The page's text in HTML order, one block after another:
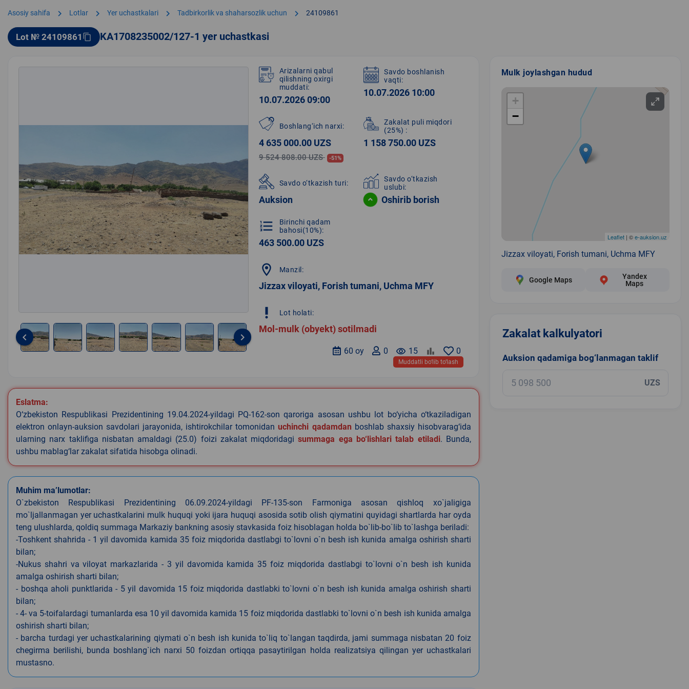
Asosiy sahifa chevron_right Lotlar chevron_right Yer uchastkalari chevron_right Tadbirkorlik va shaharsozlik uchun chevron_right 24109861
Lot № 24109861 content_copy KA1708235002/127-1 yer uchastkasi
7
keyboard_arrow_left keyboard_arrow_right
Arizalarni qabul
qilishning oxirgi
muddati:
10.07.2026 09:00
Savdo boshlanish
vaqti:
10.07.2026 10:00
Boshlang‘ich narxi:
4 635 000.00 UZS
9 524 808.00 UZS -51%
Zakalat puli miqdori
(25%) :
1 158 750.00 UZS
Savdo o‘tkazish turi:
Auksion
Savdo o‘tkazish
uslubi:
Oshirib borish
format_list_numbered
Birinchi qadam
bahosi(10%):
463 500.00 UZS
location_on Manzil:
Jizzax viloyati, Forish tumani, Uchma MFY
priority_high Lot holati:
Mol-mulk (obyekt) sotilmadi
0
remove_red_eye 15
0
60 oy
Muddatli bo‘lib to‘lash
Eslatma:
O‘zbekiston Respublikasi Prezidentining 19.04.2024-yildagi PQ-162-son qaroriga asosan ushbu lot bo‘yicha o‘tkaziladigan
elektron onlayn-auksion savdolari jarayonida, ishtirokchilar tomonidanuchinchi qadamdan boshlab shaxsiy hisobvarag‘ida
ularning narx taklifiga nisbatan amaldagi (25.0) foizi zakalat miqdoridagisummaga ega bo‘lishlari talab etiladi. Bunda,
ushbu mablag‘lar zakalat sifatida hisobga olinadi.
Muhim ma’lumotlar:
O`zbekiston Respublikasi Prezidentining 06.09.2024-yildagi PF-135-son Farmoniga asosan qishloq xo`jaligiga
mo`ljallanmagan yer uchastkalarini mulk huquqi yoki ijara huquqi asosida sotib olish qiymatini quyidagi shartlarda har oyda
teng ulushlarda, qoldiq summaga Markaziy bankning asosiy stavkasida foiz hisoblagan holda bo`lib-bo`lib to`lashga beriladi:
-Toshkent shahrida - 1 yil davomida kamida 35 foiz miqdorida dastlabgi to`lovni o`n besh ish kunida amalga oshirish sharti
bilan;
-Nukus shahri va viloyat markazlarida - 3 yil davomida kamida 35 foiz miqdorida dastlabgi to`lovni o`n besh ish kunida
amalga oshirish sharti bilan;
- boshqa aholi punktlarida - 5 yil davomida 15 foiz miqdorida dastlabki to`lovni o`n besh ish kunida amalga oshirish sharti
bilan;
- 4- va 5-toifalardagi tumanlarda esa 10 yil davomida kamida 15 foiz miqdorida dastlabki to`lovni o`n besh ish kunida amalga
oshirish sharti bilan;
- barcha turdagi yer uchastkalarining qiymati o`n besh ish kunida to`liq to`langan taqdirda, jami summaga nisbatan 20 foiz
chegirma berilishi, bunda boshlang`ich narxi 50 foizdan ortiqqa pasaytirilgan holda realizatsiya qilingan yer uchastkalari
mustasno.
Mulk joylashgan hudud
+
−
Leaflet| ©e-auksion.uz
Jizzax viloyati, Forish tumani, Uchma MFY
Google Maps
Yandex
Maps
Zakalat kalkulyatori
Auksion qadamiga bog‘lanmagan taklif
UZS